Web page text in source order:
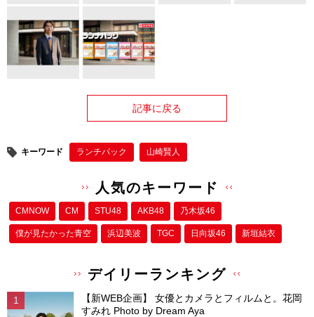
記事に戻る
キーワード ランチパック 山崎賢人
人気のキーワード
CMNOW CM STU48 AKB48 乃木坂46
僕が⾒たかった⻘空 浜辺美波 TGC 日向坂46 新垣結衣
デイリーランキング
【新WEB企画】 女優とカメラとフィルムと。花岡
すみれ Photo by Dream Aya